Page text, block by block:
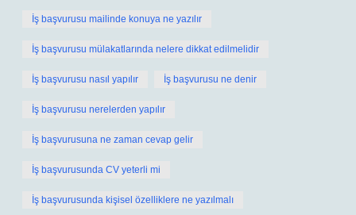
İş başvurusu mailinde konuya ne yazılır
İş başvurusu mülakatlarında nelere dikkat edilmelidir
İş başvurusu nasıl yapılır İş başvurusu ne denir
İş başvurusu nerelerden yapılır
İş başvurusuna ne zaman cevap gelir
İş başvurusunda CV yeterli mi
İş başvurusunda kişisel özelliklere ne yazılmalı